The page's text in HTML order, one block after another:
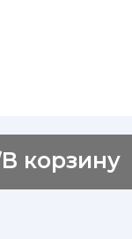
В корзину